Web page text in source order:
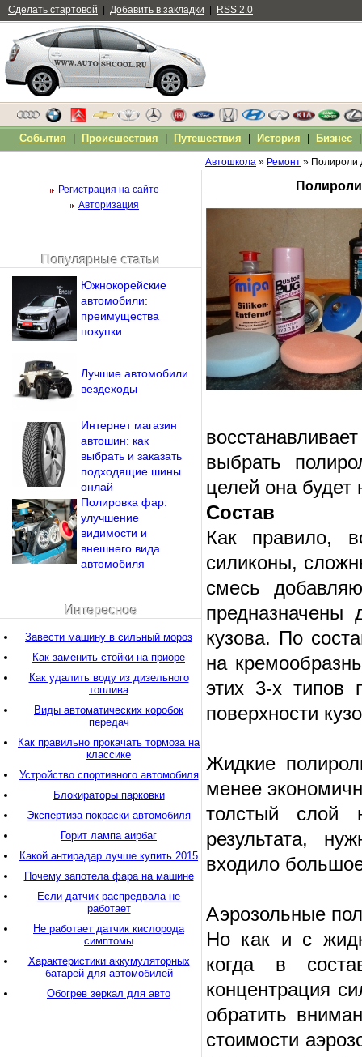
Автошкола » Ремонт » Полироли
выбрать
целей она будет
Состав
Как правило,
силиконы,
смесь
предназначены
кузова. По
на
этих 3-х типов
поверхности
Жидкие
менее
толстый слой
результата,
входило
Аэрозольные
Но как и с
когда в
концентрация
обратить
стоимости
Регистрация на сайте
Авторизация
Напомнить пароль?
Популярные статьи
Южнокорейские
автомобили:
преимущества
покупки
Лучшие автомобили
вездеходы
Интернет магазин
автошин: как
выбрать и заказать
подходящие шины
онлай
Полировка фар:
улучшение
видимости и
внешнего вида
автомобиля
Интересное
Завести машину в сильный мороз
Как заменить стойки на приоре
Как удалить воду из дизельного
топлива
Виды автоматических коробок
передач
Как правильно прокачать тормоза на
классике
Устройство спортивного автомобиля
Блокираторы парковки
Экспертиза покраски автомобиля
Горит лампа аирбаг
Какой антирадар лучше купить 2015
Почему запотела фара на машине
Если датчик распредвала не
работает
Не работает датчик кислорода
симптомы
Характеристики аккумуляторных
батарей для автомобилей
Обогрев зеркал для авто
Сделать стартовой Добавить в закладки RSS 2.0
События Происшествия Путешествия История Бизнес